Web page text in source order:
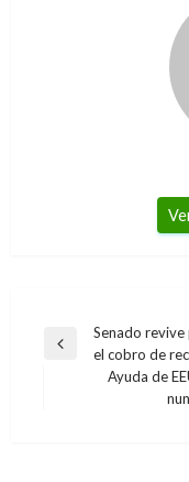
Navegación
Entrada
Senado
el cobro de
Ayuda de